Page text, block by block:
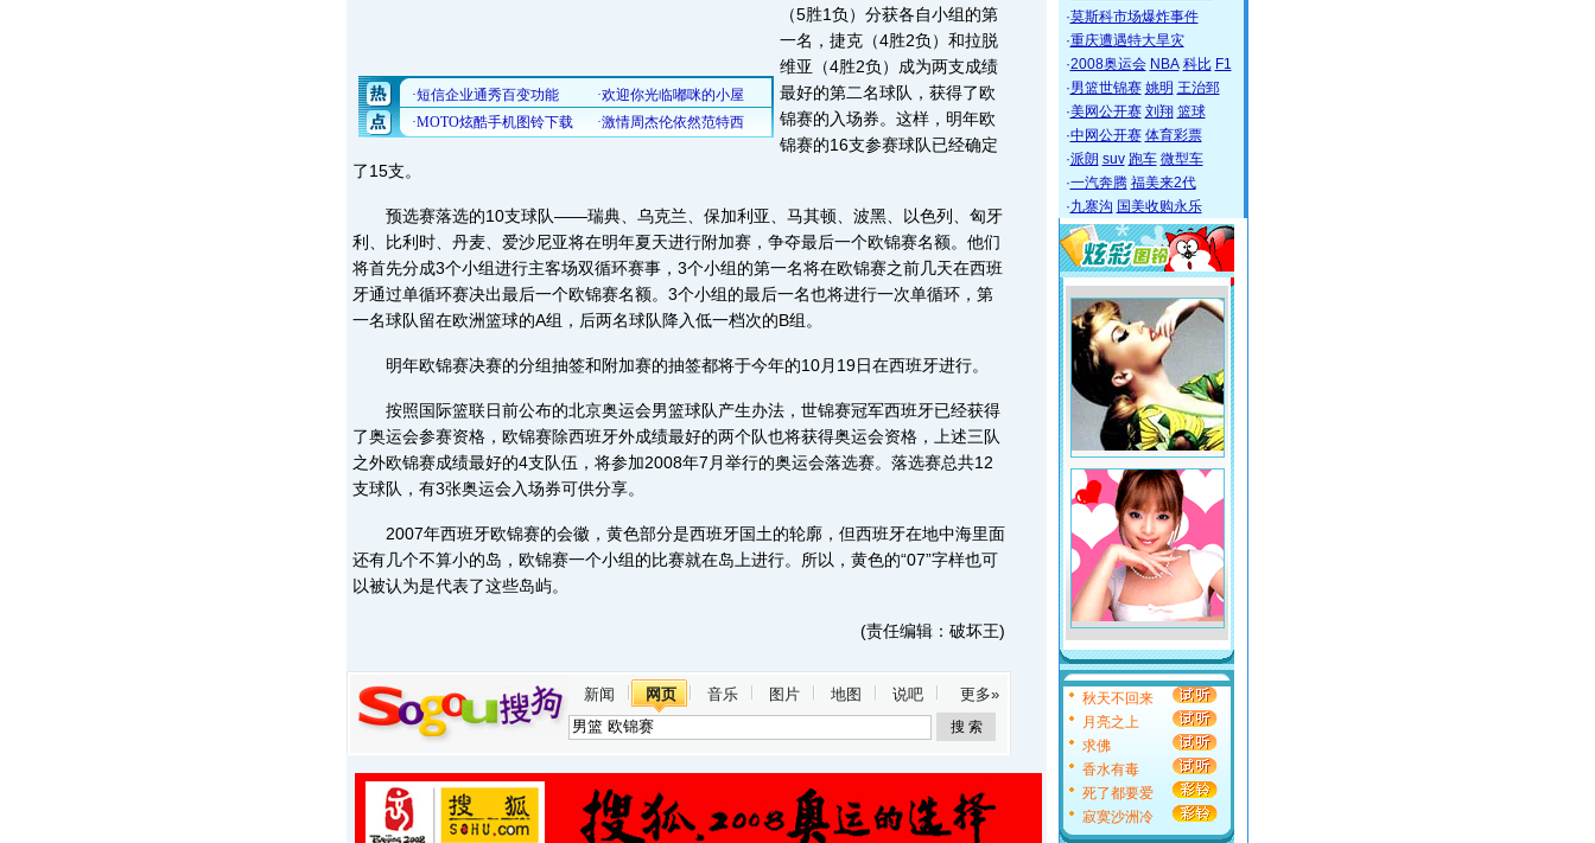
（5胜1负）分获各自小组的第
一名，捷克（4胜2负）和拉脱
维亚（4胜2负）成为两支成绩
最好的第二名球队，获得了欧
锦赛的入场券。这样，明年欧
锦赛的16支参赛球队已经确定
了15支。
预选赛落选的10支球队——瑞典、乌克兰、保加利亚、马其顿、波黑、以色列、匈牙
利、比利时、丹麦、爱沙尼亚将在明年夏天进行附加赛，争夺最后一个欧锦赛名额。他们
将首先分成3个小组进行主客场双循环赛事，3个小组的第一名将在欧锦赛之前几天在西班
牙通过单循环赛决出最后一个欧锦赛名额。3个小组的最后一名也将进行一次单循环，第
一名球队留在欧洲篮球的A组，后两名球队降入低一档次的B组。
明年欧锦赛决赛的分组抽签和附加赛的抽签都将于今年的10月19日在西班牙进行。
按照国际篮联日前公布的北京奥运会男篮球队产生办法，世锦赛冠军西班牙已经获得
了奥运会参赛资格，欧锦赛除西班牙外成绩最好的两个队也将获得奥运会资格，上述三队
之外欧锦赛成绩最好的4支队伍，将参加2008年7月举行的奥运会落选赛。落选赛总共12
支球队，有3张奥运会入场券可供分享。
2007年西班牙欧锦赛的会徽，黄色部分是西班牙国土的轮廓，但西班牙在地中海里面
还有几个不算小的岛，欧锦赛一个小组的比赛就在岛上进行。所以，黄色的“07”字样也可
以被认为是代表了这些岛屿。
(责任编辑：破坏王)
新闻 网页 音乐 图片 地图 说吧 更多»
·莫斯科市场爆炸事件
·重庆遭遇特大旱灾
·2008奥运会 NBA 科比 F1
·男篮世锦赛 姚明 王治郅
·美网公开赛 刘翔 篮球
·中网公开赛 体育彩票
·派朗 suv 跑车 微型车
·一汽奔腾 福美来2代
·九寨沟 国美收购永乐
秋天不回来
月亮之上
求佛
香水有毒
死了都要爱
寂寞沙洲冷